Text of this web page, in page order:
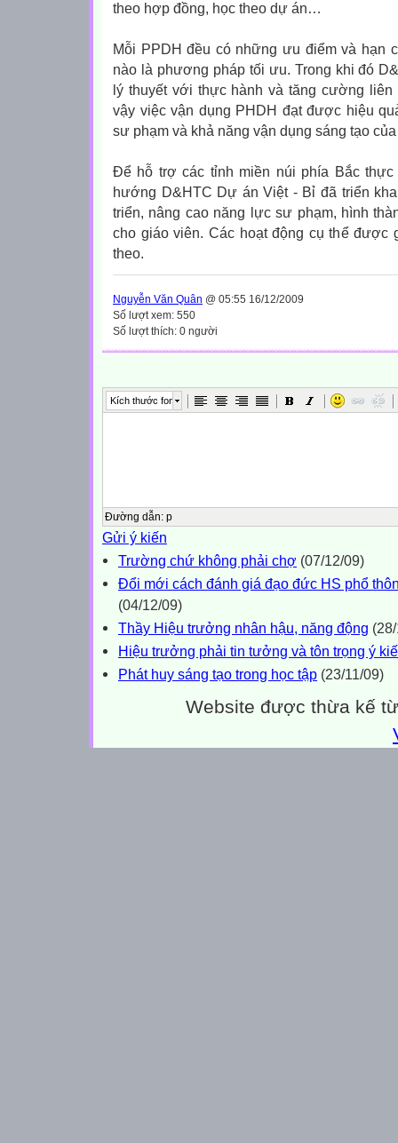
theo hợp đồng, học theo dự án…
Mỗi PPDH đều có những ưu điểm và hạn
nào là phương pháp tối ưu. Trong khi đó
lý thuyết với thực hành và tăng cường
vậy việc vận dụng PHDH đạt được hiệu
sư phạm và khả năng vận dụng sáng tạo
Để hỗ trợ các tỉnh miền núi phía Bắc
hướng D&HTC Dự án Việt - Bỉ đã triển
triển, nâng cao năng lực sư phạm, hình
cho giáo viên. Các hoạt động cụ thể được
theo.
Nguyễn Văn Quân @ 05:55 16/12/2009
Số lượt xem: 550
Số lượt thích: 0 người
Kích thước font
Đường dẫn: p
Gửi ý kiến
Trường chứ không phải chợ (07/12/09)
Đổi mới cách đánh giá đạo đức HS phổ
(04/12/09)
Thầy Hiệu trưởng nhân hậu, năng động
Hiệu trưởng phải tin tưởng và tôn trọng ý
Phát huy sáng tạo trong học tập (23/11/09)
Website được thừa kế